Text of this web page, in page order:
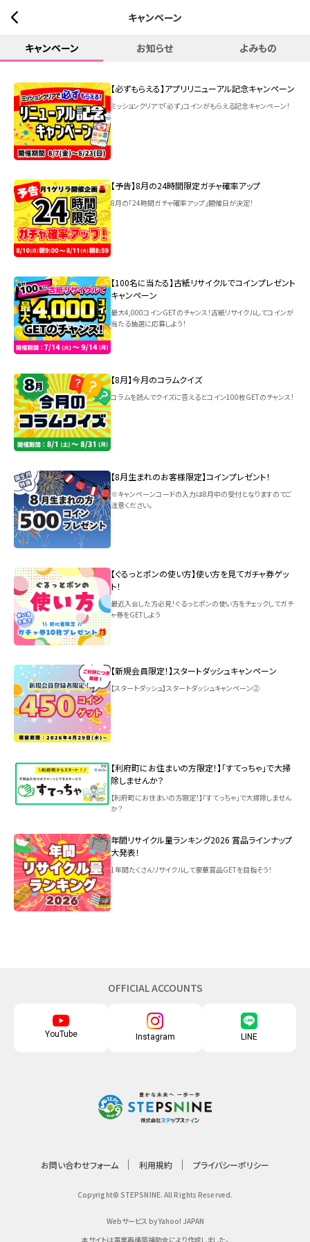
キャンペーン
キャンペーン お知らせ よみもの
【必ずもらえる】アプリリニューアル記念キャンペーン
ミッションクリアで「必ず」コインがもらえる記念キャンペーン！
【予告】8月の24時間限定ガチャ確率アップ
8月の「24時間ガチャ確率アップ」開催日が決定！
【100名に当たる】古紙リサイクルでコインプレゼント
キャンペーン
最大4,000コインGETのチャンス！古紙リサイクルしてコインが
当たる抽選に応募しよう！
【8月】今月のコラムクイズ
コラムを読んでクイズに答えるとコイン100枚GETのチャンス！
【8月生まれのお客様限定】コインプレゼント！
※キャンペーンコードの入力は8月中の受付となりますのでご
注意ください。
【ぐるっとポンの使い方】使い方を見てガチャ券ゲッ
ト！
最近入会した方必見！ぐるっとポンの使い方をチェックしてガチ
ャ券をGETしよう
【新規会員限定！】スタートダッシュキャンペーン
【スタートダッシュ】スタートダッシュキャンペーン②
【利府町にお住まいの方限定！】「すてっちゃ」で大掃
除しませんか？
【利府町にお住まいの方限定！】「すてっちゃ」で大掃除しません
か？
年間リサイクル量ランキング2026 賞品ラインナップ
大発表！
1年間たくさんリサイクルして豪華賞品GETを目指そう！
OFFICIAL ACCOUNTS
YouTube Instagram LINE
お問い合わせフォーム 利用規約 プライバシーポリシー
Copyright© STEPSNINE. All Rights Reserved.
Webサービス by Yahoo! JAPAN
本サイトは事業再構築補助金により作成しました。